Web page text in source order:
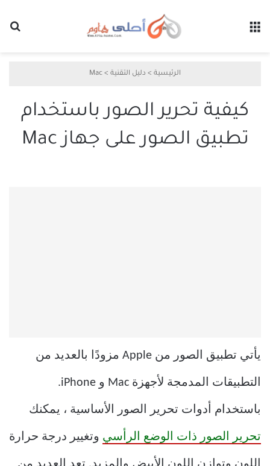
الرئيسية > دليل التقنية >
Mac
كيفية تحرير الصور باستخدام
تطبيق الصور على جهاز Mac
يأتي تطبيق الصور من Apple مزودًا بالعديد من
التطبيقات المدمجة لأجهزة Mac و iPhone.
باستخدام أدوات تحرير الصور الأساسية ، يمكنك
تحرير الصور ذات الوضع الرأسي وتغيير درجة حرارة